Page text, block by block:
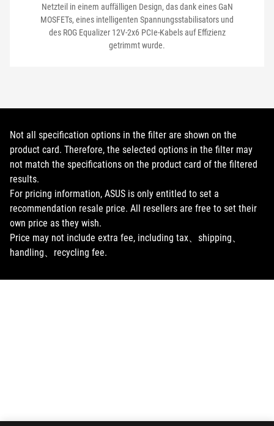
Netzteil in einem auffälligen Design, das dank eines GaN
MOSFETs, eines intelligenten Spannungsstabilisators und
des ROG Equalizer 12V-2x6 PCIe-Kabels auf Effizienz
getrimmt wurde.
Not all specification options in the filter are shown on the
product card. Therefore, the selected options in the filter may
not match the specifications on the product card of the filtered
results.
For pricing information, ASUS is only entitled to set a
recommendation resale price. All resellers are free to set their
own price as they wish.
Price may not include extra fee, including tax、shipping、
handling、recycling fee.